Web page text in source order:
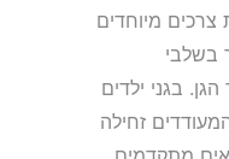
צרכים מיוחדים
בשלבי
בגני ילדים
זחילה